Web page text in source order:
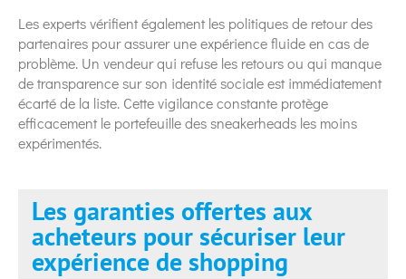
Les experts vérifient également les politiques de retour des
partenaires pour assurer une expérience fluide en cas de
problème. Un vendeur qui refuse les retours ou qui manque
de transparence sur son identité sociale est immédiatement
écarté de la liste. Cette vigilance constante protège
efficacement le portefeuille des sneakerheads les moins
expérimentés.
Les garanties offertes aux
acheteurs pour sécuriser leur
expérience de shopping